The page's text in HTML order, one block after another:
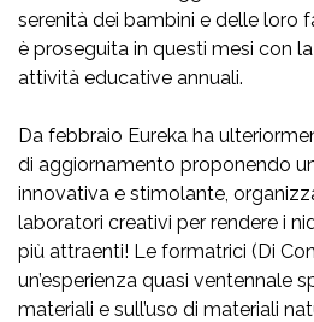
serenità dei bambini e delle loro
è proseguita in questi mesi con
attività educative annuali.
Da febbraio Eureka ha
di aggiornamento proponendo
innovativa e stimolante,
laboratori creativi per rendere i
più attraenti! Le formatrici (Di
un’esperienza quasi ventennale
materiali e sull’uso di materiali